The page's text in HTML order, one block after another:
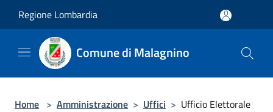
Regione Lombardia
Comune di Malagnino
Home > Amministrazione > Uffici > Ufficio Elettorale